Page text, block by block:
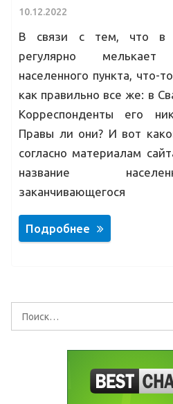
10.12.2022
В связи с тем, что в
регулярно
населенного пункта, что-
как правильно все же: в
Корреспонденты его
Правы ли они? И вот
согласно материалам
название
заканчивающегося
Подробнее